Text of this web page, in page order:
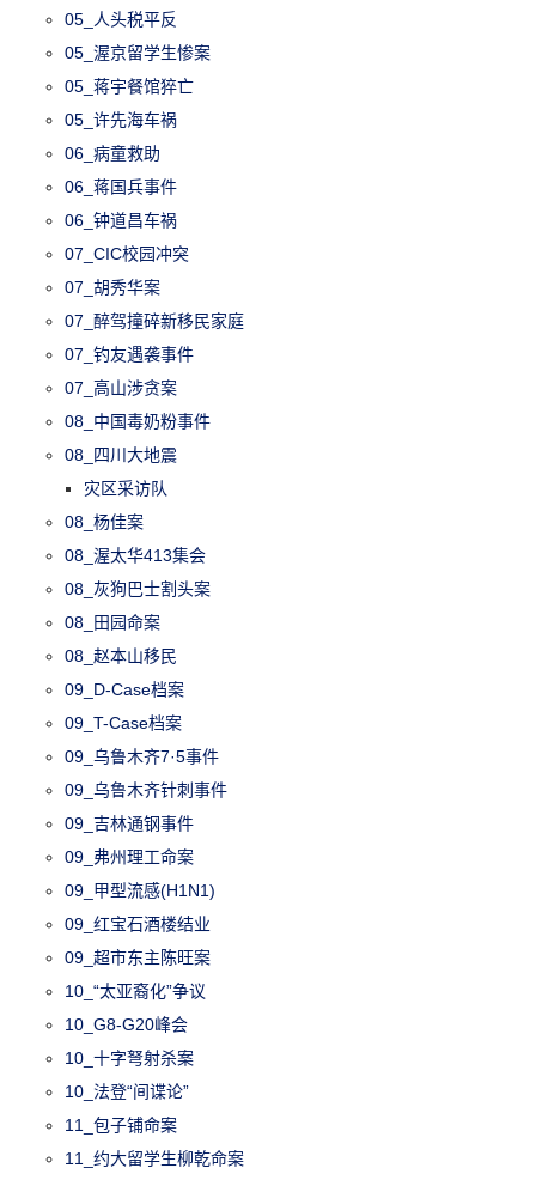
05_人头税平反
05_渥京留学生惨案
05_蒋宇餐馆猝亡
05_许先海车祸
06_病童救助
06_蒋国兵事件
06_钟道昌车祸
07_CIC校园冲突
07_胡秀华案
07_醉驾撞碎新移民家庭
07_钓友遇袭事件
07_高山涉贪案
08_中国毒奶粉事件
08_四川大地震
灾区采访队
08_杨佳案
08_渥太华413集会
08_灰狗巴士割头案
08_田园命案
08_赵本山移民
09_D-Case档案
09_T-Case档案
09_乌鲁木齐7·5事件
09_乌鲁木齐针刺事件
09_吉林通钢事件
09_弗州理工命案
09_甲型流感(H1N1)
09_红宝石酒楼结业
09_超市东主陈旺案
10_“太亚裔化”争议
10_G8-G20峰会
10_十字弩射杀案
10_法登“间谍论”
11_包子铺命案
11_约大留学生柳乾命案